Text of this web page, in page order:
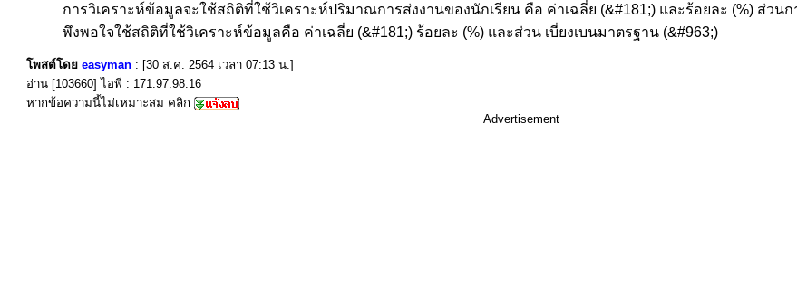
การวิเคราะห์ข้อมูลจะใช้สถิติที่ใช้วิเคราะห์ปริมาณการส่งงานของนักเรียน คือ ค่าเฉลี่ย (&#181;) และร้อยละ (%) ส่วน
พึงพอใจใช้สถิติที่ใช้วิเคราะห์ข้อมูลคือ ค่าเฉลี่ย (&#181;) ร้อยละ (%) และส่วน เบี่ยงเบนมาตรฐาน (&#963;)
โพสต์โดย easyman : [30 ส.ค. 2564 เวลา 07:13 น.]
อ่าน [103660] ไอพี : 171.97.98.16
หากข้อความนี้ไม่เหมาะสม คลิก
Advertisement